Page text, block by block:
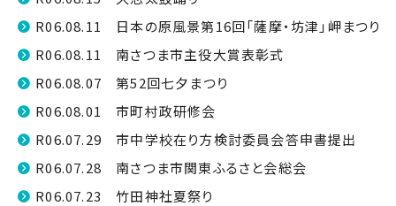
R06.08.11 日本の原風景第16回「薩摩・坊津」岬まつり
R06.08.11 南さつま市主役大賞表彰式
R06.08.07 第52回七夕まつり
R06.08.01 市町村政研修会
R06.07.29 市中学校在り方検討委員会答申書提出
R06.07.28 南さつま市関東ふるさと会総会
R06.07.23 竹田神社夏祭り